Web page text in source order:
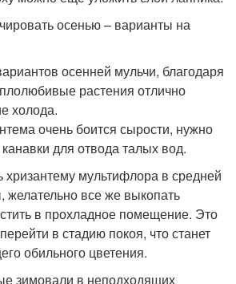
осенью – варианты на
осенней мульчи, благодаря
растения отлично
холода.
очень боится сырости, нужно
для отвода талых вод.
хризантему мультифлора в средней
желательно все же выкопать
в прохладное помещение. Это
в стадию покоя, что станет
обильного цветения.
зимовали в неподходящих